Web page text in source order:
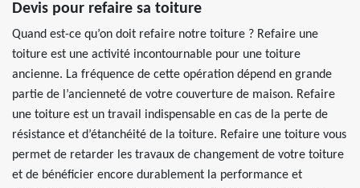
Devis pour refaire sa toiture
Quand est-ce qu’on doit refaire notre toiture ? Refaire une
toiture est une activité incontournable pour une toiture
ancienne. La fréquence de cette opération dépend en grande
partie de l’ancienneté de votre couverture de maison. Refaire
une toiture est un travail indispensable en cas de la perte de
résistance et d’étanchéité de la toiture. Refaire une toiture vous
permet de retarder les travaux de changement de votre toiture
et de bénéficier encore durablement la performance et